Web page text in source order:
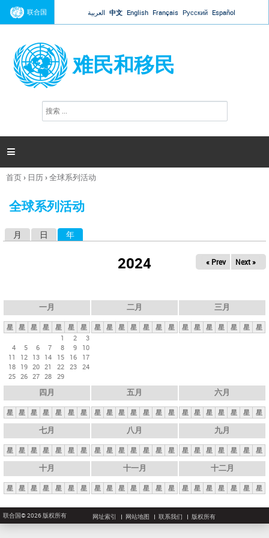
Jump to navigation
联合国 العربية 中文 English Français Русский Español
难民和移民
搜
索

你
这
首页› 日历›全球系列活动
全球系列活动
月 日 年
2024 « Prev Next »
一月
星 星 星 星 星 星
星
1
2
3
4
5 6 7 8 9
10
11
12 13 14 15 16
17
18 19 20 21 22 23 24
25 26 27 28 29
二月
星 星 星 星 星 星 星
三月
星 星 星 星 星 星 星
四月
星 星 星 星 星 星 星
五月
星 星 星 星 星 星 星
六月
星 星 星 星 星 星 星
七月
星 星 星 星 星 星 星
八月
星 星 星 星 星 星 星
九月
星 星 星 星 星 星 星
十月
星 星 星 星 星 星 星
十一月
星 星 星 星 星 星 星
十二月
星 星 星 星 星 星 星
联合国© 2026 版权所有 网址索引 网站地图 联系我们 版权所有